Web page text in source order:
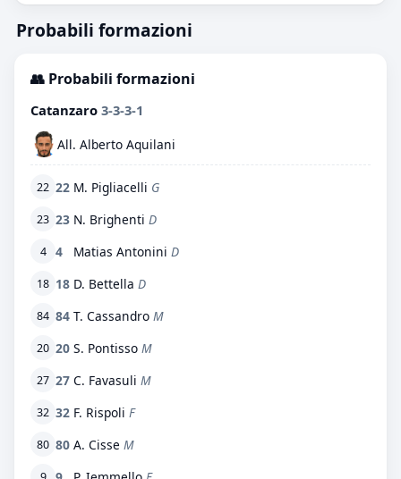
Probabili formazioni
👥 Probabili formazioni
Catanzaro 3-3-3-1
All. Alberto Aquilani
22 22 M. Pigliacelli G
23 23 N. Brighenti D
4 4 Matias Antonini D
18 18 D. Bettella D
84 84 T. Cassandro M
20 20 S. Pontisso M
27 27 C. Favasuli M
32 32 F. Rispoli F
80 80 A. Cisse M